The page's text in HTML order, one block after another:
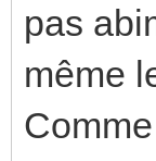
pas
même